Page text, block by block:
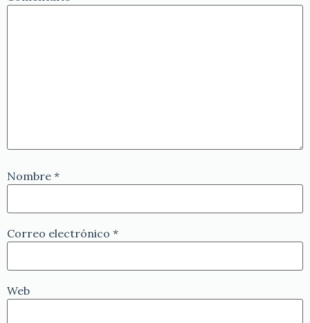
Nombre *
Correo electrónico *
Web